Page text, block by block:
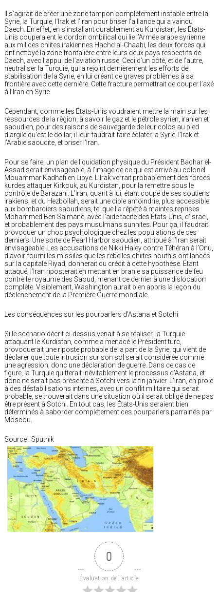
Il s’agirait de créer une zone tampon complètement instable entre la
Syrie, la Turquie, l’Irak et l’Iran pour briser l’alliance qui a vaincu
Daech. En effet, en s’installant durablement au Kurdistan, les États-
Unis couperaient le cordon ombilical qui lie l’Armée arabe syrienne
aux milices chiites irakiennes Hachd al-Chaabi, les deux forces qui
ont nettoyé la zone frontalière entre leurs deux pays respectifs de
Daech, avec l’appui de l’aviation russe. Ceci d’un côté, et de l’autre,
neutraliser la Turquie, qui a rejoint dernièrement les efforts de
stabilisation de la Syrie, en lui créant de graves problèmes à sa
frontière avec cette dernière. Cette fracture permettrait de couper l’axé
à l’Iran en Syrie.
Cependant, comme les États-Unis voudraient mettre la main sur les
ressources de la région, à savoir le gaz et le pétrole syrien, iranien et
saoudien, pour des raisons de sauvegarde de leur colos au pied
d’argile qu’est le dollar, il leur faudrait faire éclater la Syrie, l’Irak et
l’Arabie saoudite, et briser l’Iran.
Pour se faire, un plan de liquidation physique du Président Bachar el-
Assad serait envisageable, à l’image de ce qui est arrivé au colonel
Mouammar Kadhafi en Libye. L’Irak verrait probablement des forces
kurdes attaquer Kirkouk, au Kurdistan, pour la remettre sous le
contrôle de Barazani. L’Iran, quant à lui, étant coupé de ses soutiens
irakiens, et du Hezbollah, serait une cible amoindrie, plus accessible
aux bombardiers saoudiens, tel que l’a répété à maintes reprises
Mohammed Ben Salmane, avec l’aide tacite des États-Unis, d’Israël,
et probablement des pays musulmans sunnites. Pour ça, il faudrait
provoquer un choc psychologique chez les populations de ces
derniers. Une sorte de Pearl Harbor saoudien, attribué à l’Iran serait
envisageable. Les accusations de Nikki Haley contre Téhéran à l’Onu,
d’avoir fourni les missiles que les rebelles chiites houthis ont lancés
sur la capitale Riyad, donnerait du crédit à cette hypothèse. Étant
attaqué, l’Iran riposterait en mettant en branle sa puissance de feu
contre le royaume des Saoud, menant ce dernier à une dislocation
complète. Visiblement, Washington aurait bien appris la leçon du
déclenchement de la Première Guerre mondiale.
Les conséquences sur les pourparlers d’Astana et Sotchi
Si le scénario décrit ci-dessus venait à se réaliser, la Turquie
attaquant le Kurdistan, comme a menacé le Président turc,
provoquerait une riposte probable de la part de la Syrie, qui vient de
déclarer que toute intrusion sur son sol serait considérée comme
une agression, donc une déclaration de guerre. Dans ce cas de
figure, la Turquie quitterait inévitablement le processus d’Astana, et
donc ne serait pas présente à Sotchi vers la fin janvier. L’Iran, en proie
à des déstabilisations internes, avec un conflit militaire qui serait
probable, se trouverait dans une situation où il serait obligé de ne pas
être présent à Sotchi. En tout cas, les États-Unis seraient bien
déterminés à saborder complétement ces pourparlers parrainés par
Moscou.
Source : Sputnik
0
Évaluation de l'article